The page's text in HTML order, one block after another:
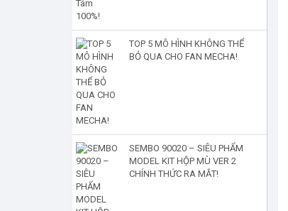
TOP 5 MÔ HÌNH KHÔNG THỂ
BỎ QUA CHO FAN MECHA!
SEMBO 90020 – SIÊU PHẨM
MODEL KIT HỘP MÙ VER 2
CHÍNH THỨC RA MẮT!